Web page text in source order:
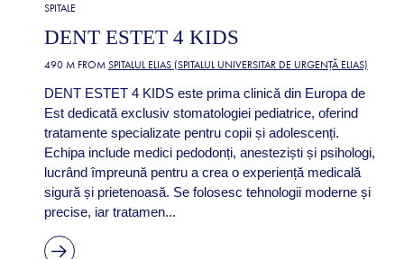
SPITALE
DENT ESTET 4 KIDS
490 M FROM SPITALUL ELIAS (SPITALUL UNIVERSITAR DE URGENȚĂ ELIAS)
DENT ESTET 4 KIDS este prima clinică din Europa de
Est dedicată exclusiv stomatologiei pediatrice, oferind
tratamente specializate pentru copii și adolescenți.
Echipa include medici pedodonți, anesteziști și psihologi,
lucrând împreună pentru a crea o experiență medicală
sigură și prietenoasă. Se folosesc tehnologii moderne și
precise, iar tratamen...